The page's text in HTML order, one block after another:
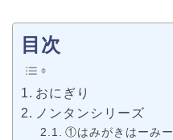
目次
おにぎり
ノンタンシリーズ
①はみがきはーみー